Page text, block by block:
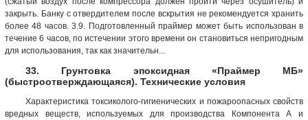
закрыть. Банку с отвердителем после вскрытия не рекомендуется хранить
более 48 часов. 3.9. Подготовленный праймер может быть использован в
течение 6 часов, по истечении этого времени он становиться непригодным
для использования, так как значительн...
33. Грунтовка эпоксидная «Праймер МБ»
(быстроотверждающаяся). Технические условия
Характеристика токсиколого-гигиенических и пожароопасных свойств
вредных веществ, используемых для производства Компонента А и